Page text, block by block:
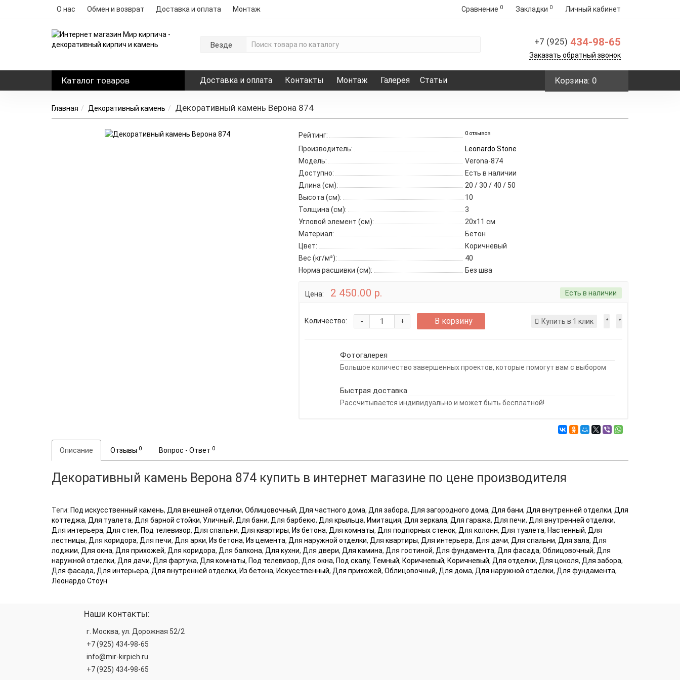
О нас Обмен и возврат Доставка и оплата Монтаж Сравнение 0 Закладки 0 Личный кабинет
Везде +7 (925) 434-98-65
Заказать обратный звонок
Каталог товаров Доставка и оплата Контакты Монтаж Галерея Статьи Корзина: 0
Главная Декоративный камень Декоративный камень Верона 874
Рейтинг: 0 отзывов
Производитель:
Leonardo Stone
Модель:
Verona-874
Доступно:
Есть в наличии
Длина (см):
20 / 30 / 40 / 50
Высота (см):
10
Толщина (см):
3
Угловой элемент (см):
20х11 см
Материал:
Бетон
Цвет:
Коричневый
Вес (кг/м²):
40
Норма расшивки (см):
Без шва
Цена: 2 450.00 р. Есть в наличии
Количество: +
- В корзину Купить в 1 клик
Фотогалерея
Большое количество завершенных проектов, которые помогут вам с выбором
Быстрая доставка
Рассчитывается индивидуально и может быть бесплатной!
Описание Отзывы 0 Вопрос - Ответ 0
Декоративный камень Верона 874 купить в интернет магазине по цене производителя
Теги: Под искусственный камень, Для внешней отделки, Облицовочный, Для частного дома, Для забора, Для загородного дома, Для бани, Для внутренней отделки, Для
коттеджа, Для туалета, Для барной стойки, Уличный, Для бани, Для барбекю, Для крыльца, Имитация, Для зеркала, Для гаража, Для печи, Для внутренней отделки,
Для интерьера, Для стен, Под телевизор, Для спальни, Для квартиры, Из бетона, Для комнаты, Для подпорных стенок, Для колонн, Для туалета, Настенный, Для
лестницы, Для коридора, Для печи, Для арки, Из бетона, Из цемента, Для наружной отделки, Для квартиры, Для интерьера, Для дачи, Для спальни, Для зала, Для
лоджии, Для окна, Для прихожей, Для коридора, Для балкона, Для кухни, Для двери, Для камина, Для гостиной, Для фундамента, Для фасада, Облицовочный, Для
наружной отделки, Для дачи, Для фартука, Для комнаты, Под телевизор, Для окна, Под скалу, Темный, Коричневый, Коричневый, Для отделки, Для цоколя, Для забора,
Для фасада, Для интерьера, Для внутренней отделки, Из бетона, Искусственный, Для прихожей, Облицовочный, Для дома, Для наружной отделки, Для фундамента,
Леонардо Стоун
Наши контакты:
г. Москва, ул. Дорожная 52/2
+7 (925) 434-98-65
info@mir-kirpich.ru
+7 (925) 434-98-65